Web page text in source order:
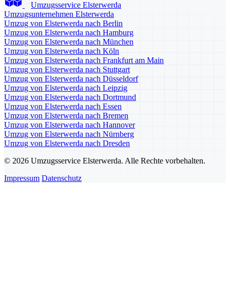
Umzugsservice Elsterwerda
Umzugsunternehmen Elsterwerda
Umzug von Elsterwerda nach Berlin
Umzug von Elsterwerda nach Hamburg
Umzug von Elsterwerda nach München
Umzug von Elsterwerda nach Köln
Umzug von Elsterwerda nach Frankfurt am Main
Umzug von Elsterwerda nach Stuttgart
Umzug von Elsterwerda nach Düsseldorf
Umzug von Elsterwerda nach Leipzig
Umzug von Elsterwerda nach Dortmund
Umzug von Elsterwerda nach Essen
Umzug von Elsterwerda nach Bremen
Umzug von Elsterwerda nach Hannover
Umzug von Elsterwerda nach Nürnberg
Umzug von Elsterwerda nach Dresden
© 2026 Umzugsservice Elsterwerda. Alle Rechte vorbehalten.
Impressum Datenschutz